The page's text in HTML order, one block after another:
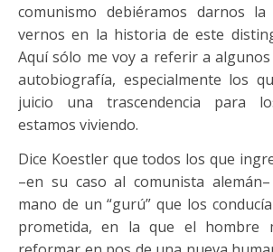
comunismo debiéramos darnos
vernos en la historia de este
Aquí sólo me voy a referir a
autobiografía, especialmente los
juicio una trascendencia para
estamos viviendo.
Dice Koestler que todos los que
–en su caso al comunista
mano de un “gurú” que los
prometida, en la que el hombre